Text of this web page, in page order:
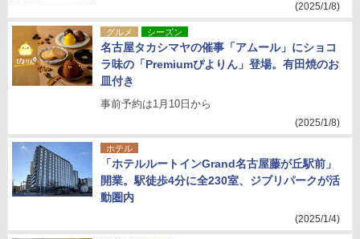
(2025/1/8)
グルメ シーズン
名古屋タカシマヤの催事「アムール」にショコ
ラ味の「Premiumぴよりん」登場。有田焼のお
皿付き
事前予約は1月10日から
(2025/1/8)
ホテル
「ホテルルートインGrand名古屋藤が丘駅前」
開業。駅徒歩4分に全230室、ジブリパークが活
動圏内
(2025/1/4)